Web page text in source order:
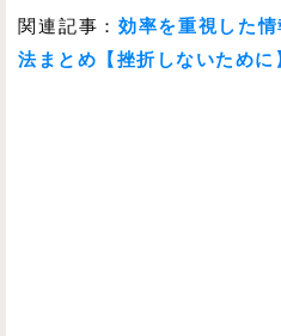
関連記事： 効率を重視した
法まとめ【挫折しないために